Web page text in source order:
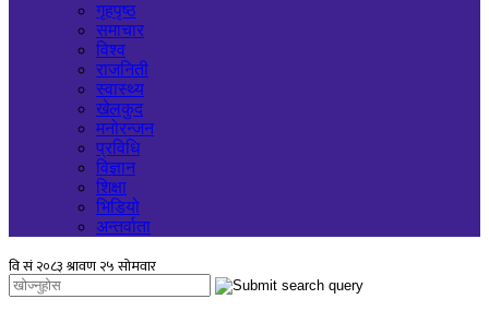
गृहपृष्ठ
समाचार
विश्व
राजनिती
स्वास्थ्य
खेलकुद
मनोरन्जन
प्रविधि
विज्ञान
शिक्षा
भिडियो
अन्तर्वाता